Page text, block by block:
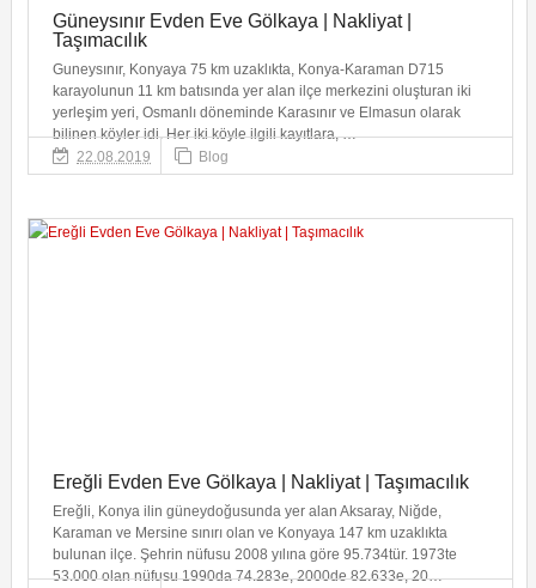
Güneysınır Evden Eve Gölkaya | Nakliyat |
Taşımacılık
Guneysınır, Konyaya 75 km uzaklıkta, Konya-Karaman D715
karayolunun 11 km batısında yer alan ilçe merkezini oluşturan iki
yerleşim yeri, Osmanlı döneminde Karasınır ve Elmasun olarak
bilinen köyler idi. Her iki köyle ilgili kayıtlara, …
22.08.2019
Blog
Ereğli Evden Eve Gölkaya | Nakliyat | Taşımacılık
Ereğli, Konya ilin güneydoğusunda yer alan Aksaray, Niğde,
Karaman ve Mersine sınırı olan ve Konyaya 147 km uzaklıkta
bulunan ilçe. Şehrin nüfusu 2008 yılına göre 95.734tür. 1973te
53.000 olan nüfusu 1990da 74.283e, 2000de 82.633e, 20…